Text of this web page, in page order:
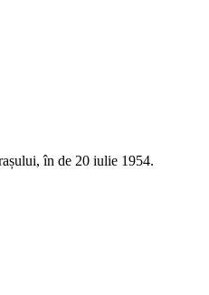
în de 20 iulie 1954.